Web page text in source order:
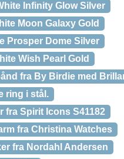
Infinity Glow Silver
Moon Galaxy Gold
Prosper Dome Silver
Wish Pearl Gold
fra By Birdie med
ring i stål.
Spirit Icons S41182
fra Christina Watches
fra Nordahl Andersen